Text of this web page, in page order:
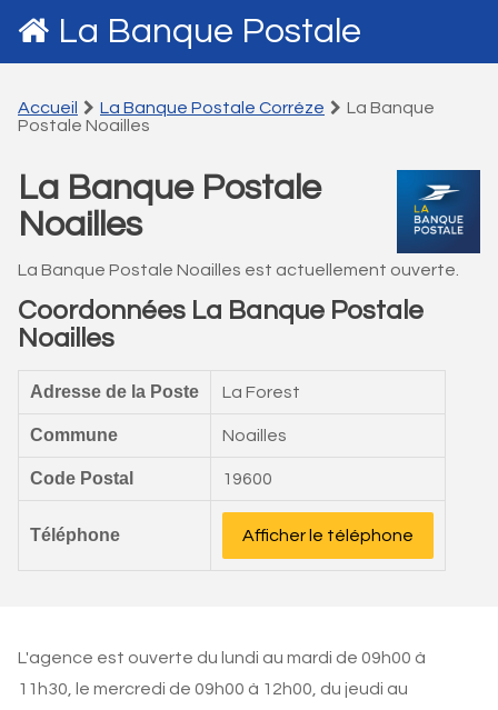
La Banque Postale
Accueil La Banque Postale Corréze
La Banque
Postale Noailles
La Banque Postale
Noailles
La Banque Postale Noailles est actuellement ouverte.
Coordonnées La Banque Postale
Noailles
Adresse de la Poste La Forest
Commune Noailles
Code Postal 19600
Téléphone Afficher le téléphone
L'agence est ouverte du lundi au mardi de 09h00 à
11h30, le mercredi de 09h00 à 12h00, du jeudi au